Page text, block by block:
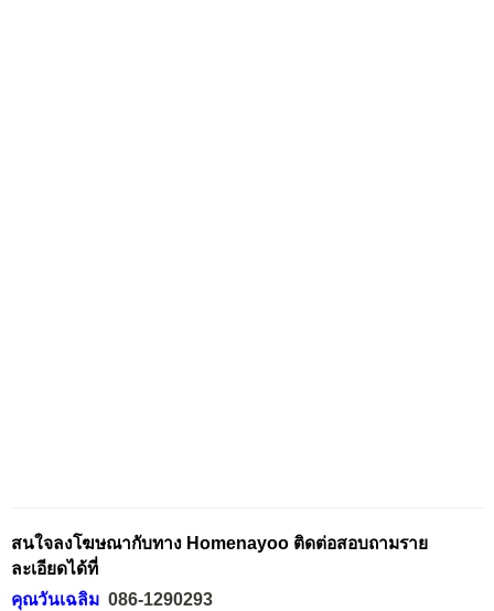
สนใจลงโฆษณากับทาง Homenayoo ติดต่อสอบถามราย
ละเอียดได้ที่
คุณวันเฉลิม 086-1290293